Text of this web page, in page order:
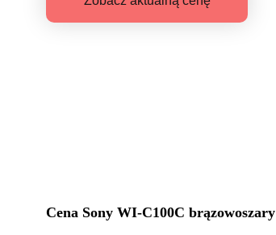
Cena Sony WI-C100C brązowoszary